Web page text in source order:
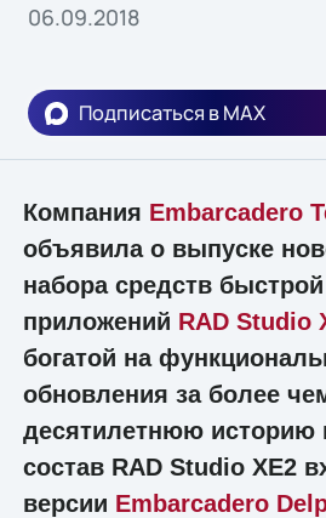
06.09.2018
Подписаться в MAX
Компания Embarcadero
объявила о выпуске
набора средств
приложений RAD Studio
богатой на
обновления за более
десятилетнюю историю
состав RAD Studio XE2
версии Embarcadero